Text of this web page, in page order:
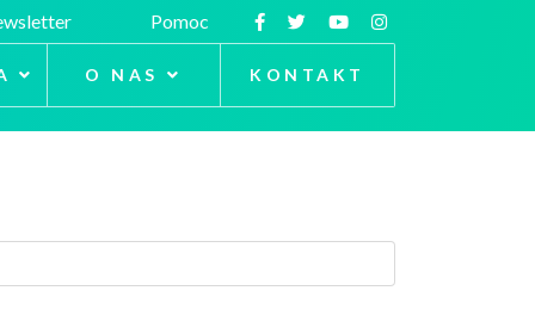
Pomoc
O NAS KONTAKT